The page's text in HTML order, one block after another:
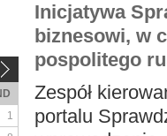
Inicjatywa
biznesowi, w
pospolitego
Zespół
portalu
1